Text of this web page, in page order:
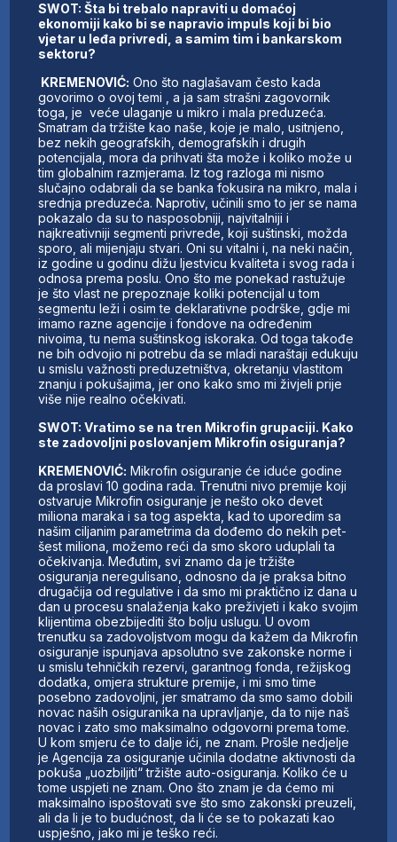
SWOT: Šta bi trebalo napraviti u domaćoj
ekonomiji kako bi se napravio impuls koji bi bio
vjetar u leđa privredi, a samim tim i bankarskom
sektoru?
KREMENOVIĆ: Ono što naglašavam često kada
govorimo o ovoj temi , a ja sam strašni zagovornik
toga, je veće ulaganje u mikro i mala preduzeća.
Smatram da tržište kao naše, koje je malo, usitnjeno,
bez nekih geografskih, demografskih i drugih
potencijala, mora da prihvati šta može i koliko može u
tim globalnim razmjerama. Iz tog razloga mi nismo
slučajno odabrali da se banka fokusira na mikro, mala i
srednja preduzeća. Naprotiv, učinili smo to jer se nama
pokazalo da su to nasposobniji, najvitalniji i
najkreativniji segmenti privrede, koji suštinski, možda
sporo, ali mijenjaju stvari. Oni su vitalni i, na neki način,
iz godine u godinu dižu ljestvicu kvaliteta i svog rada i
odnosa prema poslu. Ono što me ponekad rastužuje
je što vlast ne prepoznaje koliki potencijal u tom
segmentu leži i osim te deklarativne podrške, gdje mi
imamo razne agencije i fondove na određenim
nivoima, tu nema suštinskog iskoraka. Od toga takođe
ne bih odvojio ni potrebu da se mladi naraštaji edukuju
u smislu važnosti preduzetništva, okretanju vlastitom
znanju i pokušajima, jer ono kako smo mi živjeli prije
više nije realno očekivati.
SWOT: Vratimo se na tren Mikrofin grupaciji. Kako
ste zadovoljni poslovanjem Mikrofin osiguranja?
KREMENOVIĆ: Mikrofin osiguranje će iduće godine
da proslavi 10 godina rada. Trenutni nivo premije koji
ostvaruje Mikrofin osiguranje je nešto oko devet
miliona maraka i sa tog aspekta, kad to uporedim sa
našim ciljanim parametrima da dođemo do nekih pet-
šest miliona, možemo reći da smo skoro uduplali ta
očekivanja. Međutim, svi znamo da je tržište
osiguranja neregulisano, odnosno da je praksa bitno
drugačija od regulative i da smo mi praktično iz dana u
dan u procesu snalaženja kako preživjeti i kako svojim
klijentima obezbijediti što bolju uslugu. U ovom
trenutku sa zadovoljstvom mogu da kažem da Mikrofin
osiguranje ispunjava apsolutno sve zakonske norme i
u smislu tehničkih rezervi, garantnog fonda, režijskog
dodatka, omjera strukture premije, i mi smo time
posebno zadovoljni, jer smatramo da smo samo dobili
novac naših osiguranika na upravljanje, da to nije naš
novac i zato smo maksimalno odgovorni prema tome.
U kom smjeru će to dalje ići, ne znam. Prošle nedjelje
je Agencija za osiguranje učinila dodatne aktivnosti da
pokuša „uozbiljiti“ tržište auto-osiguranja. Koliko će u
tome uspjeti ne znam. Ono što znam je da ćemo mi
maksimalno ispoštovati sve što smo zakonski preuzeli,
ali da li je to budućnost, da li će se to pokazati kao
uspješno, jako mi je teško reći.